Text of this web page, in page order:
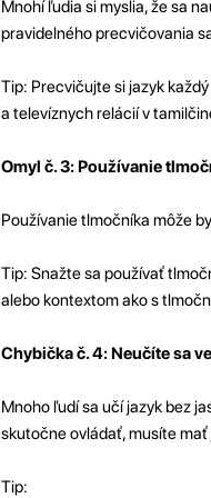
Mnohí ľudia si myslia, že sa
pravidelného precvičovania
Tip: Precvičujte si jazyk
a televíznych relácií v
Omyl č. 3: Používanie
Používanie tlmočníka môže
Tip: Snažte sa používať
alebo kontextom ako s
Chybička č. 4: Neučíte sa
Mnoho ľudí sa učí jazyk bez
skutočne ovládať, musíte
Tip: